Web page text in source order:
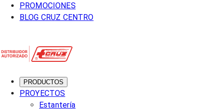
PROMOCIONES
BLOG CRUZ CENTRO
PRODUCTOS
PROYECTOS
Estantería